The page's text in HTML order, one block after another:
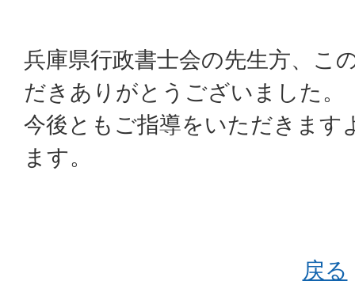
兵庫県行政書士会の先生方、こ
だきありがとうございました。
今後ともご指導をいただきます
ます。
戻る